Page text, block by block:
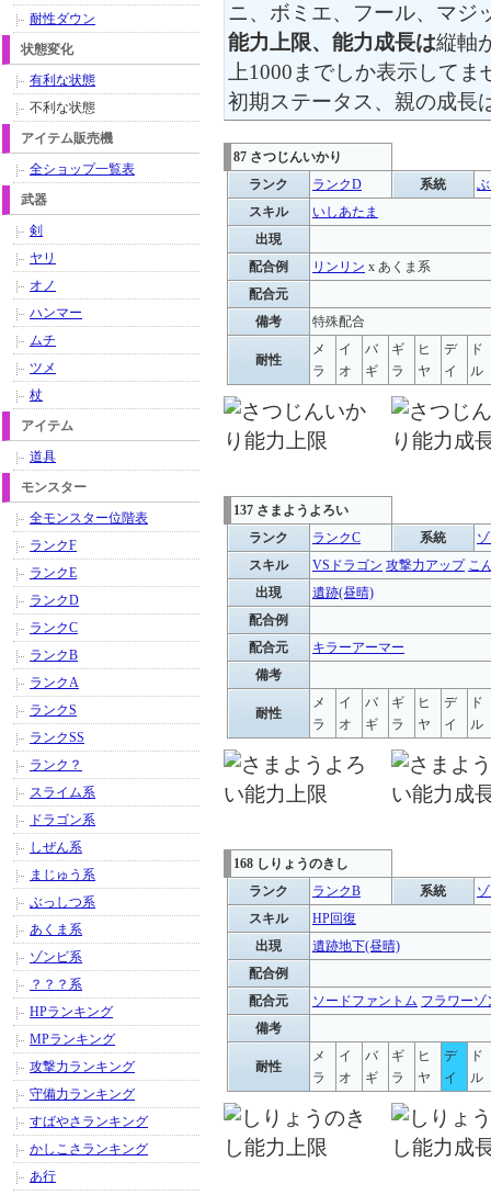
ニ、ボミエ、フール、マジ
能力上限、能力成長は縦軸
上1000までしか表示して
初期ステータス、親の成長
87 さつじんいかり
ランク
ランクD 系統
スキル
いしあたま
出現
配合例
リンリン x あくま系
配合元
備考
特殊配合
耐性
メ
ラ
イ
オ
バ
ギ
ギ
ラ
ヒ
ヤ
デ
イ
ド
ル
137 さまようよろい
ランク
ランクC 系統
スキル
VSドラゴン 攻撃力アップ こ
出現
遺跡(昼晴)
配合例
配合元
キラーアーマー
備考
耐性
メ
ラ
イ
オ
バ
ギ
ギ
ラ
ヒ
ヤ
デ
イ
ド
ル
168 しりょうのきし
ランク
ランクB 系統
スキル
HP回復
出現
遺跡地下(昼晴)
配合例
配合元
ソードファントム フラワーゾ
備考
耐性
メ
ラ
イ
オ
バ
ギ
ギ
ラ
ヒ
ヤ
デ
イ
ド
ル
耐性ダウン
状態変化
有利な状態
不利な状態
アイテム販売機
全ショップ一覧表
武器
剣
ヤリ
オノ
ハンマー
ムチ
ツメ
杖
アイテム
道具
モンスター
全モンスター位階表
ランクF
ランクE
ランクD
ランクC
ランクB
ランクA
ランクS
ランクSS
ランク？
スライム系
ドラゴン系
しぜん系
まじゅう系
ぶっしつ系
あくま系
ゾンビ系
？？？系
HPランキング
MPランキング
攻撃力ランキング
守備力ランキング
すばやさランキング
かしこさランキング
あ行